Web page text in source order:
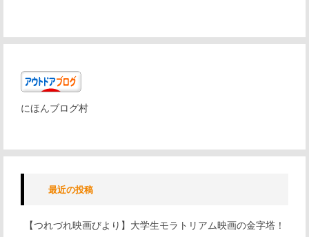
にほんブログ村
最近の投稿
【つれづれ映画びより】大学生モラトリアム映画の金字塔！